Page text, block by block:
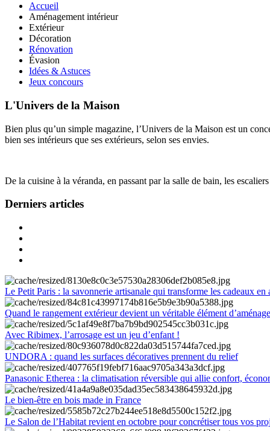
Accueil
Aménagement intérieur
Extérieur
Décoration
Rénovation
Évasion
Idées & Astuces
Jeux concours
L'Univers de la Maison
Bien plus qu’un simple magazine, l’Univers de la Maison est un
bien ses intérieurs que ses extérieurs, selon ses envies.
De la cuisine à la véranda, en passant par la salle de bain, les
Derniers articles
Le Petit Paris : la savonnerie artisanale qui transforme les cadeaux en
Quand le rangement extérieur devient un véritable élément
Avec Ribimex, l’arrosage est un jeu d’enfant !
UNDORA : quand les surfaces décoratives prennent du relief
Panasonic Etherea : la climatisation réversible qui allie confort,
Le bien-être en bois made in France
Le Salon de l’Habitat revient en octobre pour concrétiser tous vos